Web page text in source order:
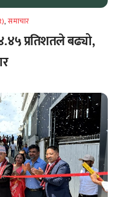
,समाचार
प्रतिशतले बढ्यो,